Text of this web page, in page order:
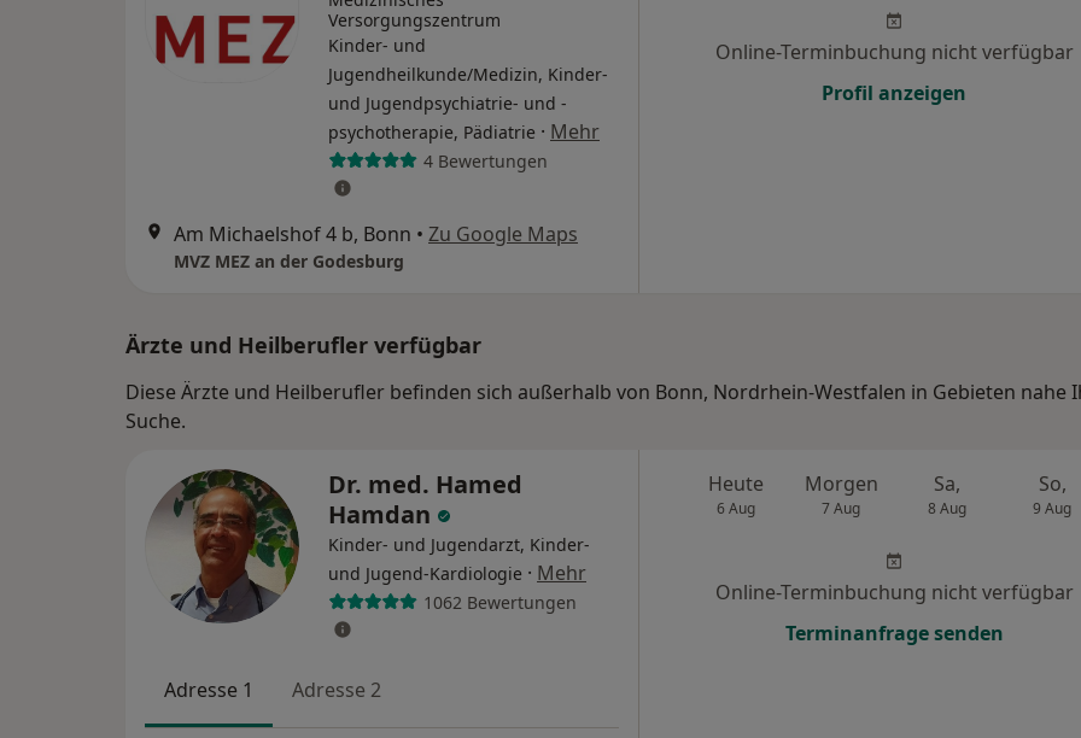
Versorgungszentrum
Kinder- und
Jugendheilkunde/Medizin, Kinder-
und Jugendpsychiatrie- und -
psychotherapie, Pädiatrie · Mehr
4 Bewertungen
Am Michaelshof 4 b, Bonn • Zu Google Maps
MVZ MEZ an der Godesburg
Online-Terminbuchung nicht verfügbar
Profil anzeigen
Ärzte und Heilberufler verfügbar
Diese Ärzte und Heilberufler befinden sich außerhalb von Bonn, Nordrhein-Westfalen in Gebieten nahe
Suche.
Dr. med. Hamed
Hamdan
Kinder- und Jugendarzt, Kinder-
und Jugend-Kardiologie · Mehr
1062 Bewertungen
Adresse 1 Adresse 2
Heute
6 Aug
Morgen
7 Aug
Sa,
8 Aug
So,
9 Aug
Online-Terminbuchung nicht verfügbar
Terminanfrage senden